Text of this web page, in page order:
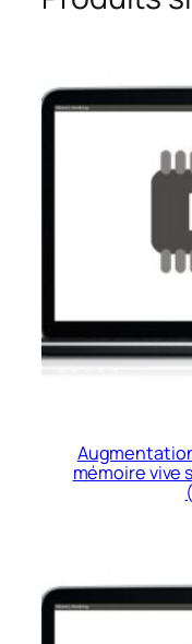
mémoire vive